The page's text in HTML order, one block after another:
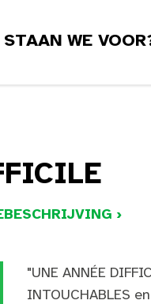
WE
›
"UNE ANNÉE
INTOUCHABLES